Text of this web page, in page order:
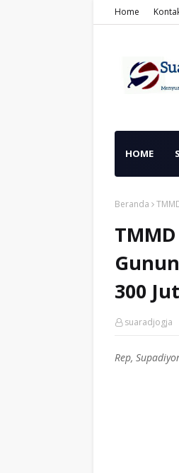
Home
HOME
Beranda
300
suaradjogja
Rep,